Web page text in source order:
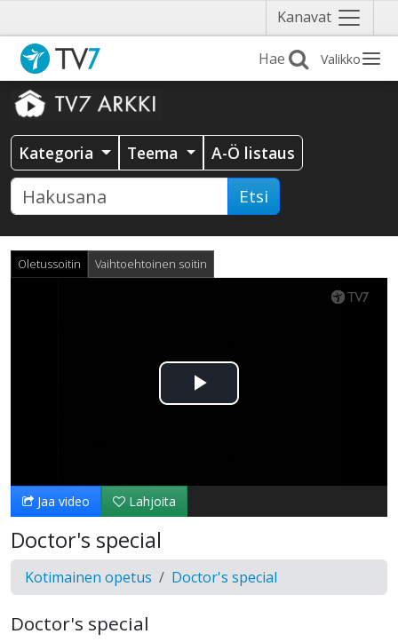
Kanavat Näytä
valikko
Valikko
Kategoria Teema A-Ö listaus
Etsi
Oletussoitin Vaihtoehtoinen soitin
Toista
Jaa video Lahjoita
Doctor's special
Kotimainen opetus Doctor's special
Doctor's special